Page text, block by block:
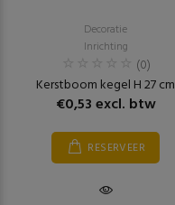
Decoratie
Inrichting
(0)
Kerstboom kegel H 27 cm
€0,53 excl. btw
RESERVEER